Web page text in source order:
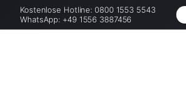
Kostenlose Hotline: 0800 1553 5543
WhatsApp: +49 1556 3887456